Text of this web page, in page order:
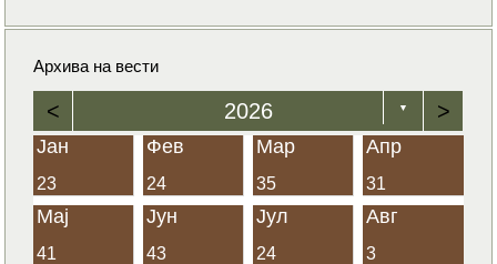
Архива на вести
< 2026 ▼ >
Јан
23
Фев
24
Мар
35
Апр
31
Мај
41
Јун
43
Јул
24
Авг
3